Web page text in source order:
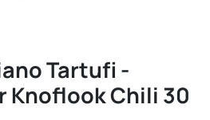
Tartufi -
Knoflook Chili 30